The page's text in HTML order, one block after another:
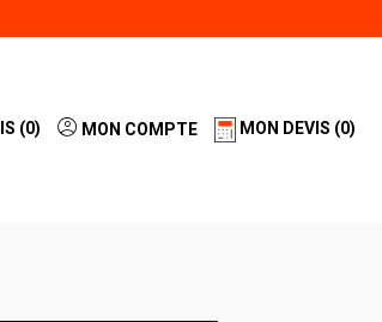
(0) MON COMPTE MON DEVIS (0)